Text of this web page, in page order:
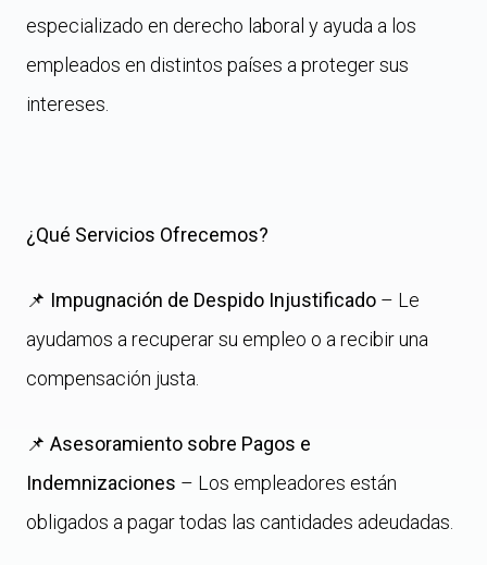
especializado en derecho laboral y ayuda a los
empleados en distintos países a proteger sus
intereses.
¿Qué Servicios Ofrecemos?
📌 Impugnación de Despido Injustificado – Le
ayudamos a recuperar su empleo o a recibir una
compensación justa.
📌 Asesoramiento sobre Pagos e
Indemnizaciones – Los empleadores están
obligados a pagar todas las cantidades adeudadas.